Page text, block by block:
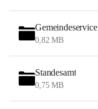
Gemeindeservice
0,82 MB
Standesamt
0,75 MB